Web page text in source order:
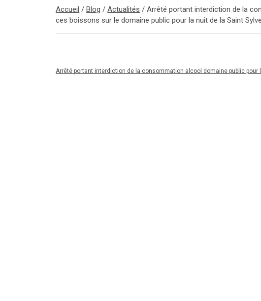
Accueil /Blog /Actualités /Arrêté portant interdiction de la
ces boissons sur le domaine public pour la nuit de la Saint
Arrêté portant interdiction de la consommation alcool domaine public pour